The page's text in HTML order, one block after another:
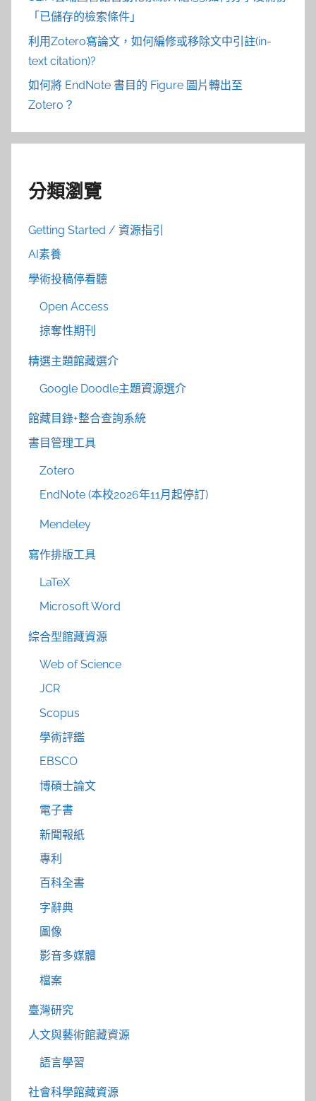
「已儲存的檢索條件」
利用Zotero寫論文，如何編修或移除文中引註(in-
text citation)?
如何將 EndNote 書目的 Figure 圖片轉出至
Zotero？
分類瀏覽
Getting Started / 資源指引
AI素養
學術投稿停看聽
Open Access
掠奪性期刊
精選主題館藏選介
Google Doodle主題資源選介
館藏目錄+整合查詢系統
書目管理工具
Zotero
EndNote (本校2026年11月起停訂)
Mendeley
寫作排版工具
LaTeX
Microsoft Word
綜合型館藏資源
Web of Science
JCR
Scopus
學術評鑑
EBSCO
博碩士論文
電子書
新聞報紙
專利
百科全書
字辭典
圖像
影音多媒體
檔案
臺灣研究
人文與藝術館藏資源
語言學習
社會科學館藏資源